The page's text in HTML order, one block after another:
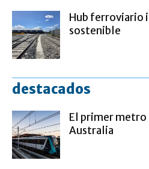
Hub ferroviario
sostenible
destacados
El primer metro
Australia